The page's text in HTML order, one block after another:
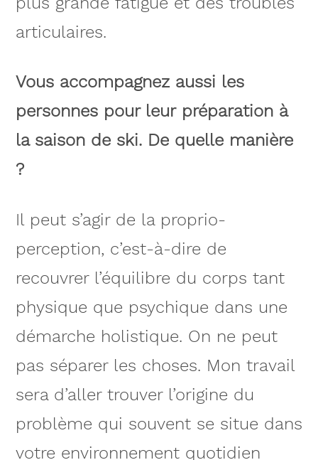
articulaires.
Vous accompagnez aussi les
personnes pour leur préparation à
la saison de ski. De quelle manière
?
Il peut s’agir de la proprio-
perception, c’est-à-dire de
recouvrer l’équilibre du corps tant
physique que psychique dans une
démarche holistique. On ne peut
pas séparer les choses. Mon travail
sera d’aller trouver l’origine du
problème qui souvent se situe dans
votre environnement quotidien